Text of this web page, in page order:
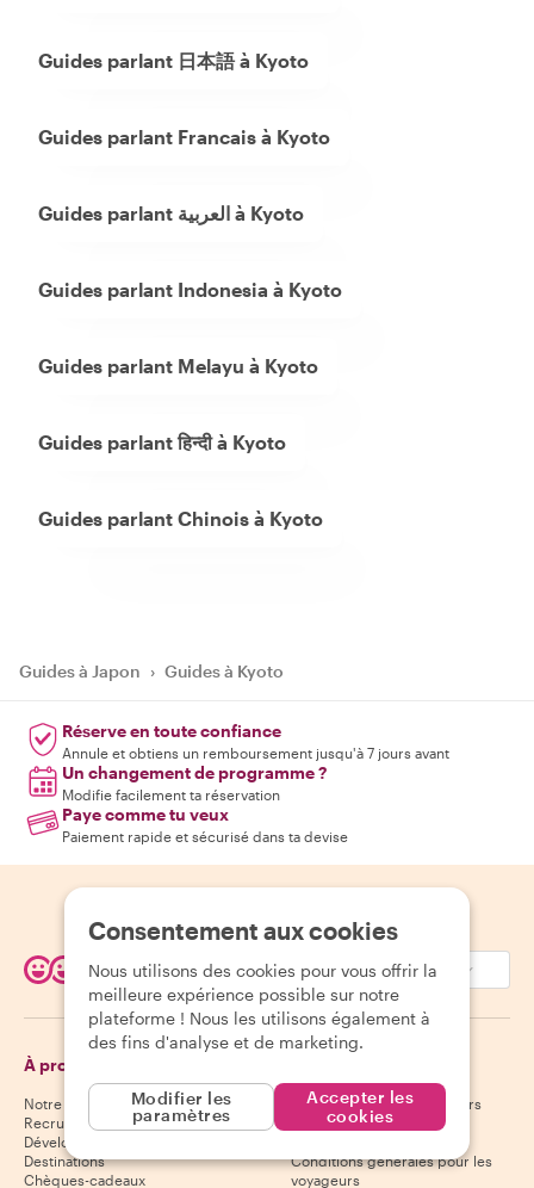
Guides parlant 日本語 à Kyoto
Guides parlant Francais à Kyoto
Guides parlant العربية à Kyoto
Guides parlant Indonesia à Kyoto
Guides parlant Melayu à Kyoto
Guides parlant हिन्दी à Kyoto
Guides parlant Chinois à Kyoto
Guides à Japon › Guides à Kyoto
Réserve en toute confiance
Annule et obtiens un remboursement jusqu'à 7 jours avant
Un changement de programme ?
Modifie facilement ta réservation
Paye comme tu veux
Paiement rapide et sécurisé dans ta devise
EUR (€)
À propos de Withlocals
Notre histoire
Recrutement
Développement durable
Destinations
Chèques-cadeaux
Centre d'aide aux voyageurs
Politique d'annulation des
Conditions générales pour les
voyageurs
Consentement aux cookies
Nous utilisons des cookies pour vous offrir la
meilleure expérience possible sur notre
plateforme ! Nous les utilisons également à
des fins d'analyse et de marketing.
Modifier les
paramètres
Accepter les
cookies